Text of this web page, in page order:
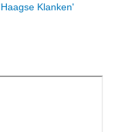
Klanken'